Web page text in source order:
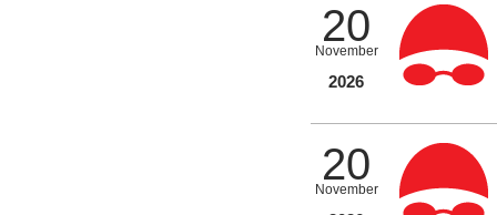
20
November
2026
20
November